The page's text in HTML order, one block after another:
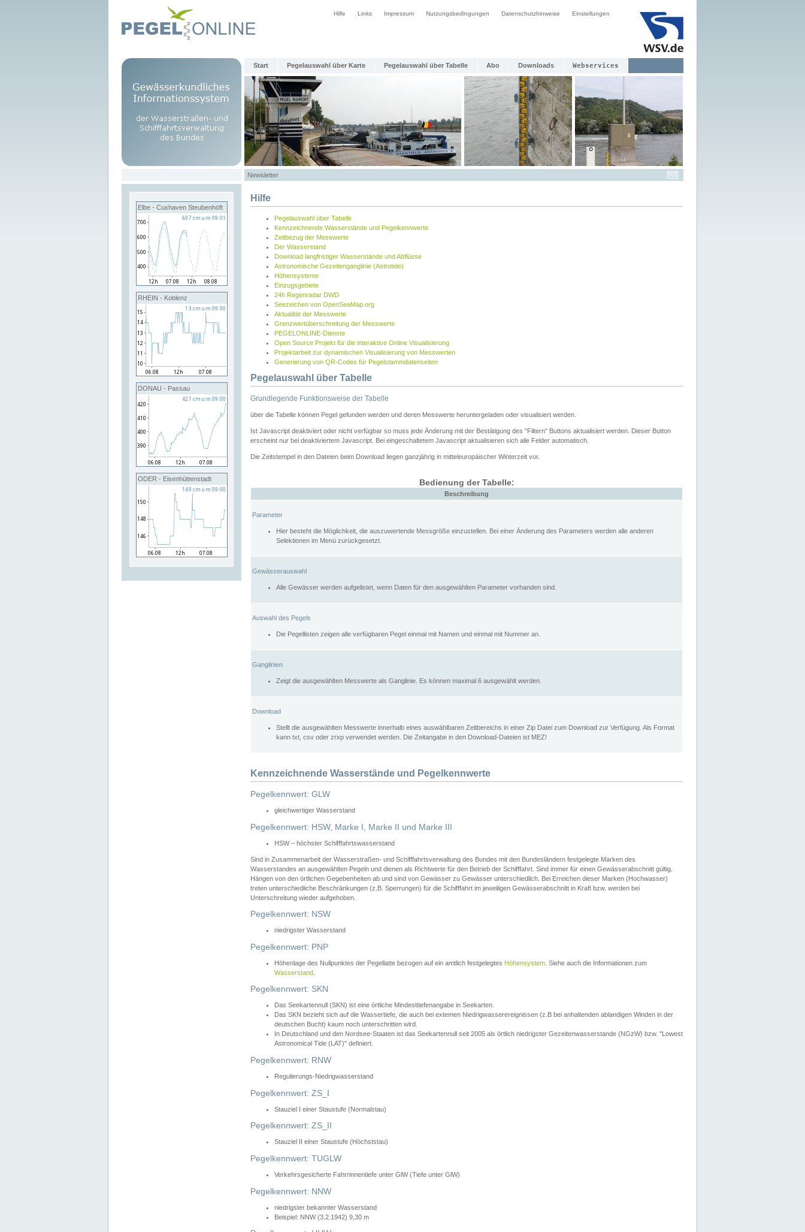
Hilfe Links Impressum Nutzungsbedingungen Datenschutzhinweise Einstellungen
Start Pegelauswahl über Karte Pegelauswahl über Tabelle Abo Downloads Webservices
Newsletter
Elbe - Cuxhaven Steubenhöft
RHEIN - Koblenz
DONAU - Passau
ODER - Eisenhüttenstadt
Hilfe
Pegelauswahl über Tabelle
Kennzeichnende Wasserstände und Pegelkennwerte
Zeitbezug der Messwerte
Der Wasserstand
Download langfristiger Wasserstände und Abflüsse
Astronomische Gezeitenganglinie (Astrotide)
Höhensysteme
Einzugsgebiete
24h Regenradar DWD
Seezeichen von OpenSeaMap.org
Aktualität der Messwerte
Grenzwertüberschreitung der Messwerte
PEGELONLINE-Dienste
Open Source Projekt für die interaktive Online Visualisierung
Projektarbeit zur dynamischen Visualisierung von Messwerten
Generierung von QR-Codes für Pegelstammdatenseiten
Pegelauswahl über Tabelle
Grundlegende Funktionsweise der Tabelle
über die Tabelle können Pegel gefunden werden und deren Messwerte heruntergeladen oder visualisiert werden.
Ist Javascript deaktiviert oder nicht verfügbar so muss jede Änderung mit der Bestätigung des "Filtern" Buttons aktualisiert werden. Dieser Button
erscheint nur bei deaktiviertem Javascript. Bei eingeschaltetem Javascript aktualisieren sich alle Felder automatisch.
Die Zeitstempel in den Dateien beim Download liegen ganzjährig in mitteleuropäischer Winterzeit vor.
Bedienung der Tabelle:
Beschreibung
Parameter
Hier besteht die Möglichkeit, die auszuwertende Messgröße einzustellen. Bei einer Änderung des Parameters werden alle anderen
Selektionen im Menü zurückgesetzt.
Gewässerauswahl
Alle Gewässer werden aufgelistet, wenn Daten für den ausgewählten Parameter vorhanden sind.
Auswahl des Pegels
Die Pegellisten zeigen alle verfügbaren Pegel einmal mit Namen und einmal mit Nummer an.
Ganglinien
Zeigt die ausgewählten Messwerte als Ganglinie. Es können maximal 6 ausgewählt werden.
Download
Stellt die ausgewählten Messwerte innerhalb eines auswählbaren Zeitbereichs in einer Zip Datei zum Download zur Verfügung. Als Format
kann txt, csv oder zrxp verwendet werden. Die Zeitangabe in den Download-Dateien ist MEZ!
Kennzeichnende Wasserstände und Pegelkennwerte
Pegelkennwert: GLW
gleichwertiger Wasserstand
Pegelkennwert: HSW, Marke I, Marke II und Marke III
HSW – höchster Schifffahrtswasserstand
Sind in Zusammenarbeit der Wasserstraßen- und Schifffahrtsverwaltung des Bundes mit den Bundesländern festgelegte Marken des
Wasserstandes an ausgewählten Pegeln und dienen als Richtwerte für den Betrieb der Schifffahrt. Sind immer für einen Gewässerabschnitt gültig.
Hängen von den örtlichen Gegebenheiten ab und sind von Gewässer zu Gewässer unterschiedlich. Bei Erreichen dieser Marken (Hochwasser)
treten unterschiedliche Beschränkungen (z.B. Sperrungen) für die Schifffahrt im jeweiligen Gewässerabschnitt in Kraft bzw. werden bei
Unterschreitung wieder aufgehoben.
Pegelkennwert: NSW
niedrigster Wasserstand
Pegelkennwert: PNP
Höhenlage des Nullpunktes der Pegellatte bezogen auf ein amtlich festgelegtes Höhensystem . Siehe auch die Informationen zum
Wasserstand
Pegelkennwert: SKN
Das Seekartennull (SKN) ist eine örtliche Mindesttiefenangabe in Seekarten.
Das SKN bezieht sich auf die Wassertiefe, die auch bei extemen Niedrigwasserereignissen (z.B bei anhaltenden ablandigen Winden in der
deutschen Bucht) kaum noch unterschritten wird.
In Deutschland und den Nordsee-Staaten ist das Seekartennull seit 2005 als örtlich niedrigster Gezeitenwasserstande (NGzW) bzw. "Lowest
Astronomical Tide (LAT)" definiert.
Pegelkennwert: RNW
Regulierungs-Niedrigwasserstand
Pegelkennwert: ZS_I
Stauziel I einer Staustufe (Normalstau)
Pegelkennwert: ZS_II
Stauziel II einer Staustufe (Höchststau)
Pegelkennwert: TUGLW
Verkehrsgesicherte Fahrrinnentiefe unter GlW (Tiefe unter GlW)
Pegelkennwert: NNW
niedrigster bekannter Wasserstand
Beispiel: NNW (3.2.1942) 9,30 m